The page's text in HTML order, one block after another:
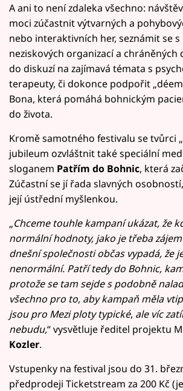
A ani to není zdaleka všechno:
moci zúčastnit výtvarných a
nebo interaktivních her, seznámit se
neziskových organizací a chráněných
do diskuzí na zajímavá témata s
terapeuty, či dokonce podpořit
Bona, která pomáhá bohnickým
do života.
Kromě samotného festivalu se tvůrci
jubileum ozvláštnit také speciální
sloganem Patřím do Bohnic, která
Zúčastní se jí řada slavných
její ústřední myšlenkou.
„Chceme touhle kampaní ukázat, že
normální hodnoty, jako je třeba
dnešní společnosti občas vypadá, že
nenormální. Patří tedy do Bohnic,
protože se tam sejde s podobně
všechno pro to, aby kampaň měla
jsou pro Mezi ploty typické, ale víc
nebudu,“ vysvětluje ředitel projektu
Kozler.
Vstupenky na festival jsou do 31.
předprodeji Ticketstream za 200 Kč